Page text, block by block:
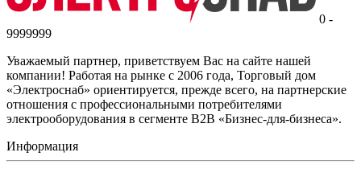
0 -
9999999
Уважаемый партнер, приветствуем Вас на сайте нашей
компании! Работая на рынке с 2006 года, Торговый дом
«Электроснаб» ориентируется, прежде всего, на партнерские
отношения с профессиональными потребителями
электрооборудования в сегменте B2B «Бизнес-для-бизнеса».
Информация